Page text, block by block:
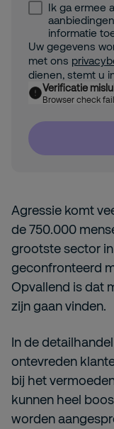
Agressie komt
de 750.000
grootste sector
geconfronteerd
Opvallend is dat
zijn gaan vinden.
In de
ontevreden
bij het
kunnen heel
worden
Ik ga ermee
informatie
Uw gegevens
met ons
dienen, stemt u
Verificatie
Browser check